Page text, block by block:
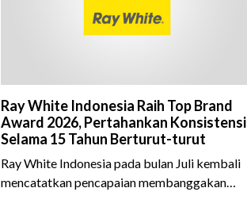
Ray White Indonesia Raih Top Brand
Award 2026, Pertahankan Konsistensi
Selama 15 Tahun Berturut-turut
Ray White Indonesia pada bulan Juli kembali
mencatatkan pencapaian membanggakan